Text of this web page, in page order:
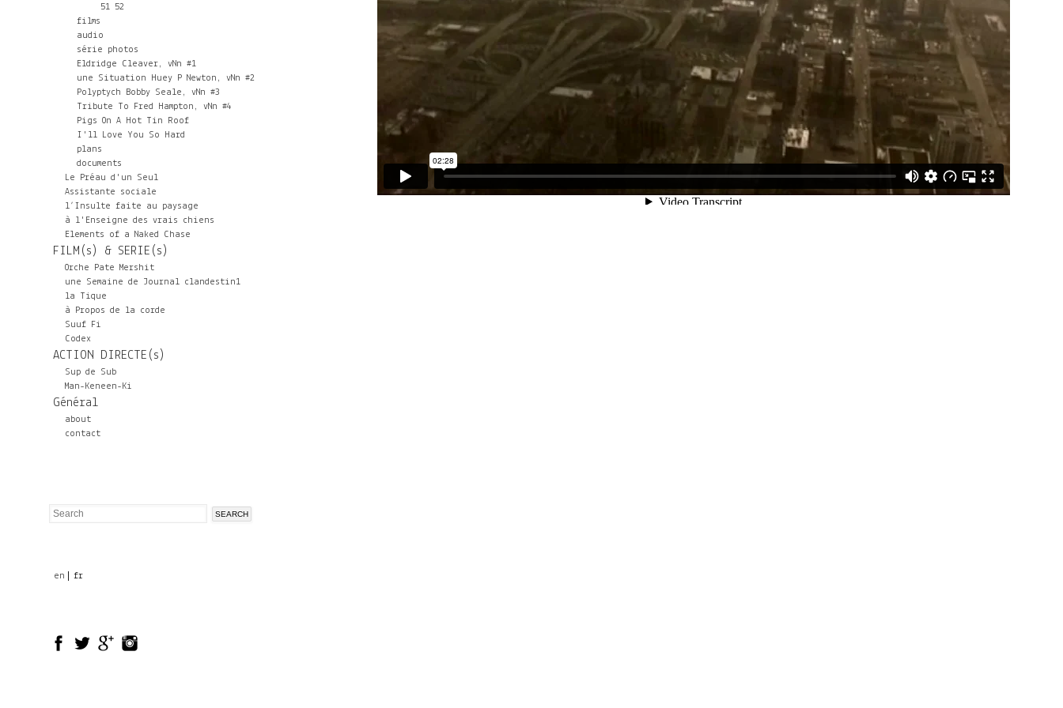
51 52
films
audio
série photos
Eldridge Cleaver, vNn #1
une Situation Huey P Newton, vNn #2
Polyptych Bobby Seale, vNn #3
Tribute To Fred Hampton, vNn #4
Pigs On A Hot Tin Roof
I'll Love You So Hard
plans
documents
Le Préau d'un Seul
Assistante sociale
l’Insulte faite au paysage
à l'Enseigne des vrais chiens
Elements of a Naked Chase
FILM(s) & SERIE(s)
Orche Pate Mershit
une Semaine de Journal clandestin1
la Tique
à Propos de la corde
Suuf Fi
Codex
ACTION DIRECTE(s)
Sup de Sub
Man-Keneen-Ki
Général
about
contact
Search
en fr